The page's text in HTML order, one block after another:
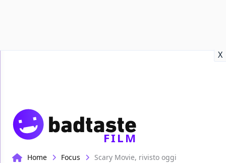
X
FILM
Home Focus Scary Movie, rivisto oggi